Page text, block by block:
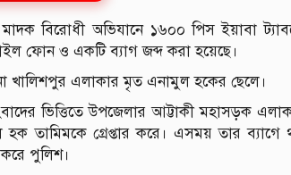
মাদক বিরোধী অভিযানে ১৬০০ পিস ইয়াবা
ফোন ও একটি ব্যাগ জব্দ করা হয়েছে।
খালিশপুর এলাকার মৃত এনামুল হকের ছেলে।
ভিত্তিতে উপজেলার আট্টাকী মহাসড়ক
তামিমকে গ্রেপ্তার করে। এসময় তার ব্যাগে
পুলিশ।